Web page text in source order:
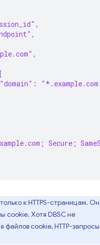
Secure;
к HTTPS-страницам. Он
cookie. Хотя DBSC не
файлов cookie, HTTP-запросы